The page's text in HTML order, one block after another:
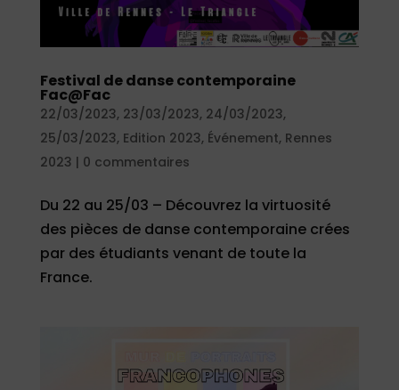
Festival de danse contemporaine
Fac@Fac
22/03/2023, 23/03/2023, 24/03/2023,
25/03/2023, Edition 2023, Événement, Rennes
2023 | 0 commentaires
Du 22 au 25/03 – Découvrez la virtuosité
des pièces de danse contemporaine crées
par des étudiants venant de toute la
France.